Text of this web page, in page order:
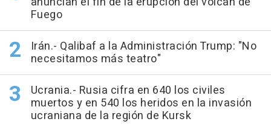
Fuego
Irán.- Qalibaf a la Administración Trump: "No
necesitamos más teatro"
Ucrania.- Rusia cifra en 640 los civiles
muertos y en 540 los heridos en la invasión
ucraniana de la región de Kursk